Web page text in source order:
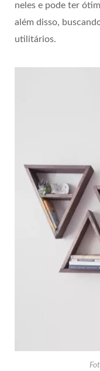
neles e pode ter
além disso,
utilitários.